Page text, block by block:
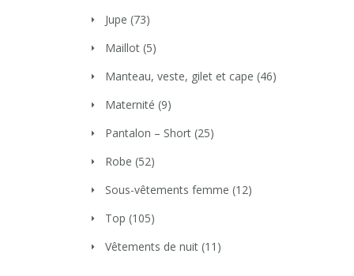
Jupe (73)
Maillot (5)
Manteau, veste, gilet et cape (46)
Maternité (9)
Pantalon – Short (25)
Robe (52)
Sous-vêtements femme (12)
Top (105)
Vêtements de nuit (11)